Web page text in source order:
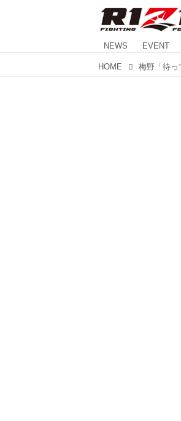
NEWS EVENT
HOME